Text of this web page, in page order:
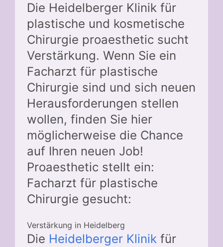
Die Heidelberger Klinik für
plastische und kosmetische
Chirurgie proaesthetic sucht
Verstärkung. Wenn Sie ein
Facharzt für plastische
Chirurgie sind und sich neuen
Herausforderungen stellen
wollen, finden Sie hier
möglicherweise die Chance
auf Ihren neuen Job!
Proaesthetic stellt ein:
Facharzt für plastische
Chirurgie gesucht:
Verstärkung in Heidelberg
Die Heidelberger Klinik für